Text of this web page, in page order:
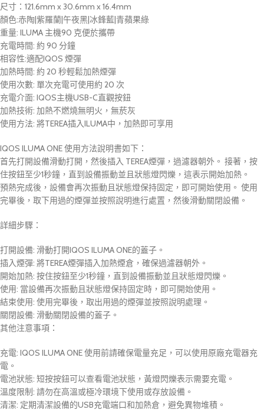
尺寸：121.6mm x 30.6mm x 16.4mm
顏色:赤陶|紫羅蘭|午夜黑|冰鋒藍|青蘋果綠
重量: ILUMA 主機90 克便於攜帶
充電時間: 約 90 分鐘
相容性:適配IQOS 煙彈
加熱時間: 約 20 秒輕鬆加熱煙彈
使用次數: 單次充電可使用約 20 次
充電介面: IQOS主機USB-C直觀按鈕
加熱技術: 加熱不燃燒無明火，無菸灰
使用方法: 將TEREA插入ILUMA中，加熱即可享用
IQOS ILUMA ONE 使用方法說明書如下：
首先打開設備滑動打開，然後插入 TEREA煙彈，過濾器朝外。 接著，按
住按鈕至少1秒鐘，直到設備振動並且狀態燈閃爍，這表示開始加熱。
預熱完成後，設備會再次振動且狀態燈保持固定，即可開始使用。 使用
完畢後，取下用過的煙彈並按照說明進行處置，然後滑動關閉設備。
詳細步驟：
打開設備: 滑動打開IQOS ILUMA ONE的蓋子。
插入煙彈: 將TEREA煙彈插入加熱煙倉，確保過濾器朝外。
開始加熱: 按住按鈕至少1秒鐘，直到設備振動並且狀態燈閃爍。
使用: 當設備再次振動且狀態燈保持固定時，即可開始使用。
結束使用: 使用完畢後，取出用過的煙彈並按照說明處理。
關閉設備: 滑動關閉設備的蓋子。
其他注意事項：
充電: IQOS ILUMA ONE 使用前請確保電量充足，可以使用原廠充電器充
電。
電池狀態: 短按按鈕可以查看電池狀態，黃燈閃爍表示需要充電。
溫度限制: 請勿在高溫或極冷環境下使用或存放設備。
清潔: 定期清潔設備的USB充電端口和加熱倉，避免異物堆積。